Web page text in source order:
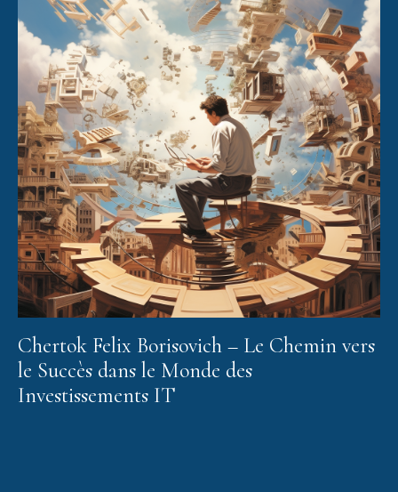
Chertok Felix Borisovich – Le Chemin vers
le Succès dans le Monde des
Investissements IT